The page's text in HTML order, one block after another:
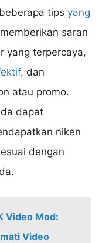
tips yang
saran
yang terpercaya,
, dan
atau promo.
dapat
niken
dengan
Video Mod:
Video